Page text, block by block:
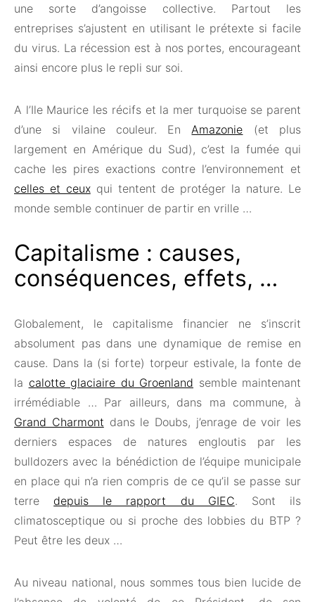
une sorte d’angoisse collective. Partout les
entreprises s’ajustent en utilisant le prétexte si facile
du virus. La récession est à nos portes, encourageant
ainsi encore plus le repli sur soi.
A l’Ile Maurice les récifs et la mer turquoise se parent
d’une si vilaine couleur. En Amazonie (et plus
largement en Amérique du Sud), c’est la fumée qui
cache les pires exactions contre l’environnement et
celles et ceuxqui tentent de protéger la nature. Le
monde semble continuer de partir en vrille …
Capitalisme : causes,
conséquences, effets, …
Globalement, le capitalisme financier ne s’inscrit
absolument pas dans une dynamique de remise en
cause. Dans la (si forte) torpeur estivale, la fonte de
la calotte glaciaire du Groenland semble maintenant
irrémédiable … Par ailleurs, dans ma commune, à
Grand Charmont dans le Doubs, j’enrage de voir les
derniers espaces de natures engloutis par les
bulldozers avec la bénédiction de l’équipe municipale
en place qui n’a rien compris de ce qu’il se passe sur
terre depuis le rapport du GIEC. Sont ils
climatosceptique ou si proche des lobbies du BTP ?
Peut être les deux …
Au niveau national, nous sommes tous bien lucide de